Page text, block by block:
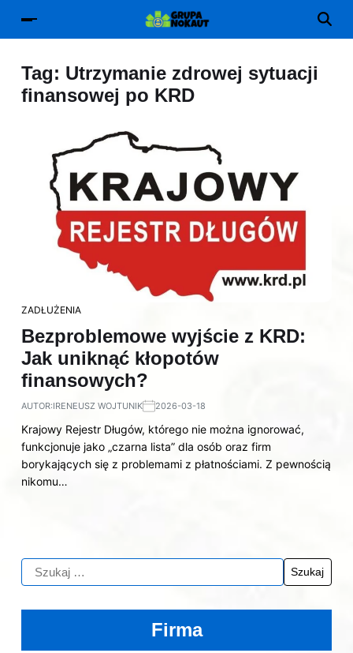
Tag: Utrzymanie zdrowej sytuacji
finansowej po KRD
ZADŁUŻENIA
Bezproblemowe wyjście z KRD:
Jak uniknąć kłopotów
finansowych?
AUTOR:IRENEUSZ WOJTUNIK 2026-03-18
Krajowy Rejestr Długów, którego nie można ignorować,
funkcjonuje jako „czarna lista” dla osób oraz firm
borykających się z problemami z płatnościami. Z pewnością
nikomu…
Firma